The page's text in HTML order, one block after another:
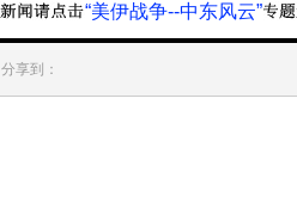
“美伊战争--中东风云”
分享到：